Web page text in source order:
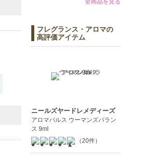
全商品を見る
フレグランス・アロマの
高評価アイテム
ニールズヤードレメディーズ
アロマパルス ウーマンズバラン
ス 9ml
（20件）